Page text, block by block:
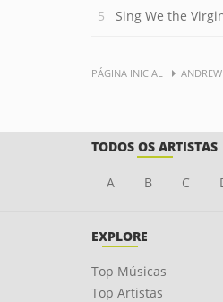
Sing We the
PÁGINA INICIAL
TODOS OS ARTISTAS
A B C
EXPLORE
Top Músicas
Top Artistas